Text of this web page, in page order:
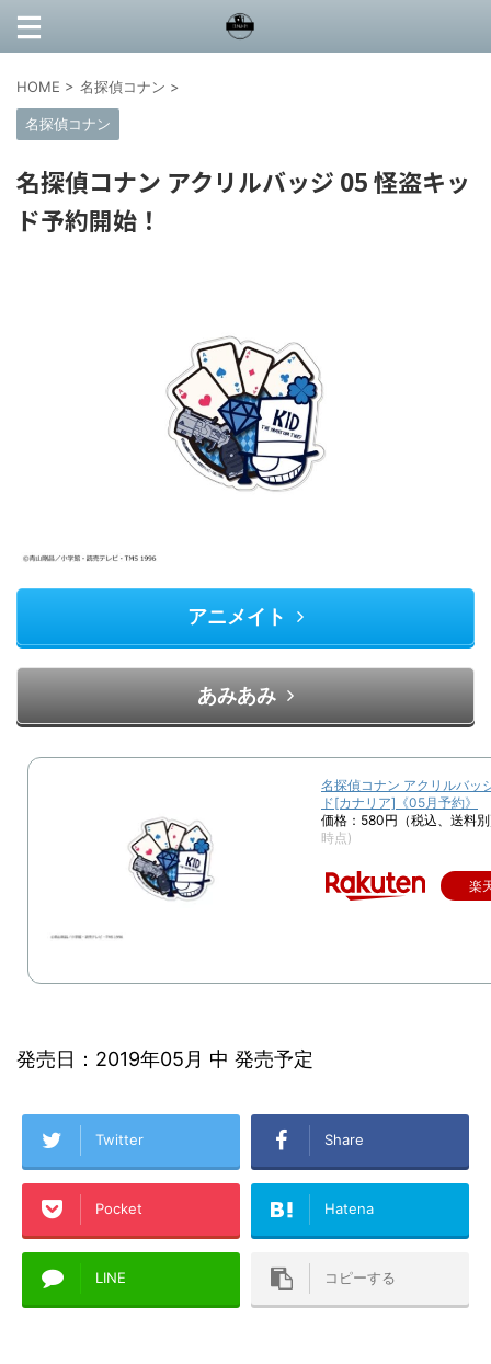
HOME > 名探偵コナン >
名探偵コナン
名探偵コナン アクリルバッジ 05 怪盗キッ
ド予約開始！
アニメイト
あみあみ
名探偵コナン アクリルバッ
ド[カナリア]《05月予約》
価格：580円（税込、送料
時点)
楽
発売日：2019年05月 中 発売予定
Twitter Share
Pocket Hatena
LINE コピーする